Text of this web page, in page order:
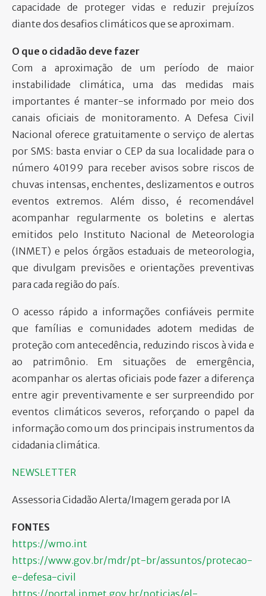
capacidade de proteger vidas e reduzir prejuízos
diante dos desafios climáticos que se aproximam.
O que o cidadão deve fazer
Com a aproximação de um período de maior
instabilidade climática, uma das medidas mais
importantes é manter-se informado por meio dos
canais oficiais de monitoramento. A Defesa Civil
Nacional oferece gratuitamente o serviço de alertas
por SMS: basta enviar o CEP da sua localidade para o
número 40199 para receber avisos sobre riscos de
chuvas intensas, enchentes, deslizamentos e outros
eventos extremos. Além disso, é recomendável
acompanhar regularmente os boletins e alertas
emitidos pelo Instituto Nacional de Meteorologia
(INMET) e pelos órgãos estaduais de meteorologia,
que divulgam previsões e orientações preventivas
para cada região do país.
O acesso rápido a informações confiáveis permite
que famílias e comunidades adotem medidas de
proteção com antecedência, reduzindo riscos à vida e
ao patrimônio. Em situações de emergência,
acompanhar os alertas oficiais pode fazer a diferença
entre agir preventivamente e ser surpreendido por
eventos climáticos severos, reforçando o papel da
informação como um dos principais instrumentos da
cidadania climática.
NEWSLETTER
Assessoria Cidadão Alerta/Imagem gerada por IA
FONTES
https://wmo.int
https://www.gov.br/mdr/pt-br/assuntos/protecao-
e-defesa-civil
https://portal.inmet.gov.br/noticias/el-